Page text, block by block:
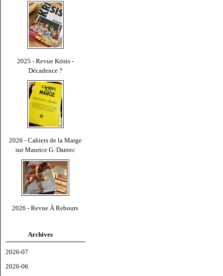
2025 - Revue Krisis -
Décadence ?
2026 - Cahiers de la Marge
sur Maurice G. Dantec
2026 - Revue À Rebours
Archives
2026-07
2026-06